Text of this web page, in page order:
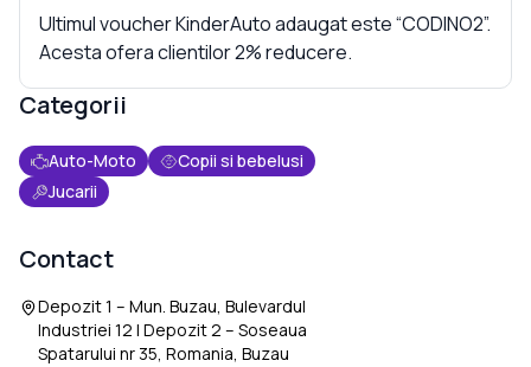
Ultimul voucher KinderAuto adaugat este “CODINO2”.
Acesta ofera clientilor 2% reducere.
Categorii
Auto-Moto
Copii si bebelusi
Jucarii
Contact
Depozit 1 – Mun. Buzau, Bulevardul
Industriei 12 | Depozit 2 – Soseaua
Spatarului nr 35, Romania, Buzau